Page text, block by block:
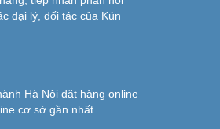
đại lý, đối tác của Kún
Hà Nội đặt hàng online
cơ sở gần nhất.